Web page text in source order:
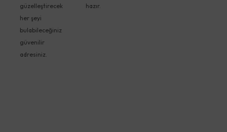
güzelleştirecek
her şeyi
bulabileceğiniz
güvenilir
adresiniz.
hazır.